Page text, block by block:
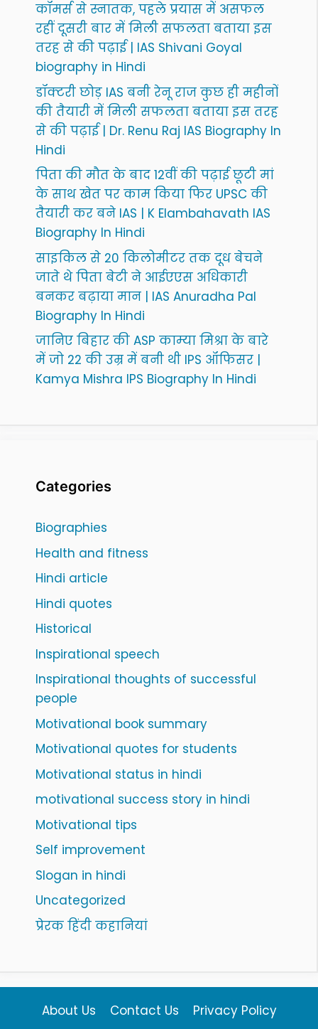
कॉमर्स से स्नातक, पहले प्रयास में असफल
रहीं दूसरी बार में मिली सफलता बताया इस
तरह से की पढ़ाई | IAS Shivani Goyal
biography in Hindi
डॉक्टरी छोड़ IAS बनी रेनू राज कुछ ही महीनों
की तैयारी में मिली सफलता बताया इस तरह
से की पढ़ाई | Dr. Renu Raj IAS Biography In
Hindi
पिता की मौत के बाद 12वीं की पढ़ाई छूटी मां
के साथ खेत पर काम किया फिर UPSC की
तैयारी कर बने IAS | K Elambahavath IAS
Biography In Hindi
साइकिल से 20 किलोमीटर तक दूध बेचने
जाते थे पिता बेटी ने आईएएस अधिकारी
बनकर बढ़ाया मान | IAS Anuradha Pal
Biography In Hindi
जानिए बिहार की ASP काम्या मिश्रा के बारे
में जो 22 की उम्र में बनी थी IPS ऑफिसर |
Kamya Mishra IPS Biography In Hindi
Categories
Biographies
Health and fitness
Hindi article
Hindi quotes
Historical
Inspirational speech
Inspirational thoughts of successful
people
Motivational book summary
Motivational quotes for students
Motivational status in hindi
motivational success story in hindi
Motivational tips
Self improvement
Slogan in hindi
Uncategorized
प्रेरक हिंदी कहानियां
About Us Contact Us Privacy Policy